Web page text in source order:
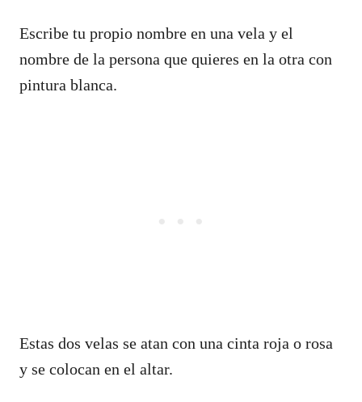
Escribe tu propio nombre en una vela y el
nombre de la persona que quieres en la otra con
pintura blanca.
Estas dos velas se atan con una cinta roja o rosa
y se colocan en el altar.